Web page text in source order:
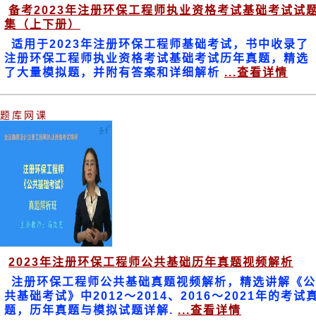
备考2023年注册环保工程师执业资格考试基础考试试
集（上下册）
适用于2023年注册环保工程师基础考试，书中收录了
注册环保工程师执业资格考试基础考试历年真题，精选
了大量模拟题，并附有答案和详细解析 ...查看详情
题库网课
2023年注册环保工程师公共基础历年真题视频解析
注册环保工程师公共基础真题视频解析，精选讲解《公
共基础考试》中2012～2014、2016～2021年的考试
题，历年真题与模拟试题详解. ...查看详情